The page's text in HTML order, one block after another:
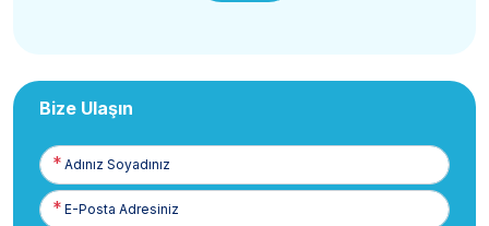
Bize Ulaşın
Adınız
Soyadınız
E-
Posta